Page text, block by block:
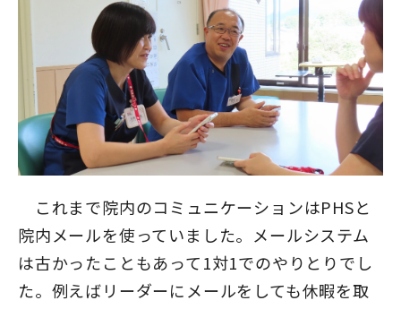
これまで院内のコミュニケーションはPHSと
院内メールを使っていました。メールシステム
は古かったこともあって1対1でのやりとりでし
た。例えばリーダーにメールをしても休暇を取